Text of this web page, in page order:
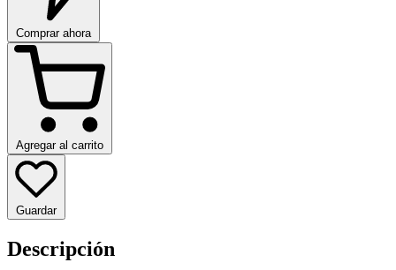
Comprar ahora
Agregar al carrito
Guardar
Descripción